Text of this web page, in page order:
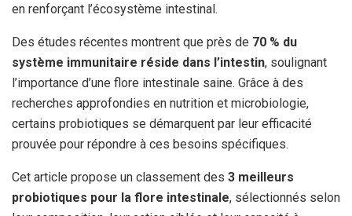
en renforçant l’écosystème intestinal.
Des études récentes montrent que près de 70 % du
système immunitaire réside dans l’intestin, soulignant
l’importance d’une flore intestinale saine. Grâce à des
recherches approfondies en nutrition et microbiologie,
certains probiotiques se démarquent par leur efficacité
prouvée pour répondre à ces besoins spécifiques.
Cet article propose un classement des 3 meilleurs
probiotiques pour la flore intestinale, sélectionnés selon